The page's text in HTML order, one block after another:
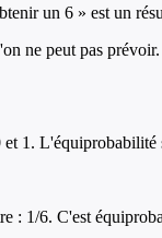
un 6 » est un
ne peut pas prévoir.
1.
: 1/6. C'est